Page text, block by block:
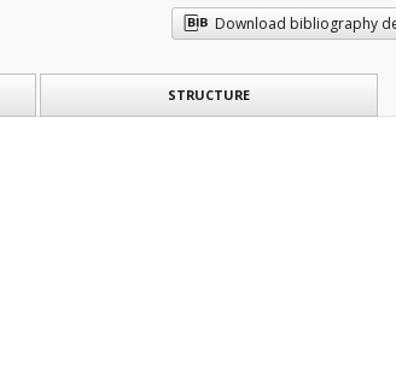
Download bibliography
STRUCTURE